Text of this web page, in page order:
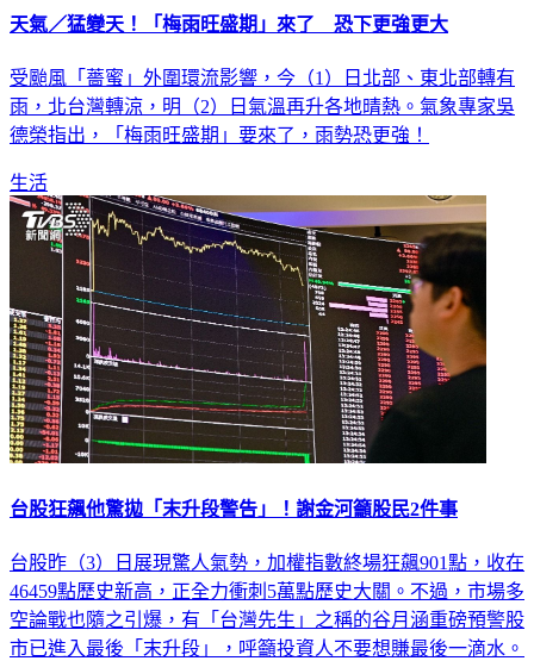
天氣／猛變天！「梅雨旺盛期」來了 恐下更強更大
受颱風「薔蜜」外圍環流影響，今（1）日北部、東北部轉有
雨，北台灣轉涼，明（2）日氣溫再升各地晴熱。氣象專家吳
德榮指出，「梅雨旺盛期」要來了，雨勢恐更強！
生活
台股狂飆他驚拋「末升段警告」！謝金河籲股民2件事
台股昨（3）日展現驚人氣勢，加權指數終場狂飆901點，收在
46459點歷史新高，正全力衝刺5萬點歷史大關。不過，市場多
空論戰也隨之引爆，有「台灣先生」之稱的谷月涵重磅預警股
市已進入最後「末升段」，呼籲投資人不要想賺最後一滴水。